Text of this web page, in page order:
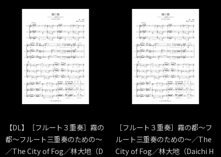
【DL】［フルート３重奏］霧の
都～フルート三重奏のための～
／The City of Fog／林大地（D
［フルート３重奏］霧の都～フ
ルート三重奏のための～／The
City of Fog／林大地（Daichi H